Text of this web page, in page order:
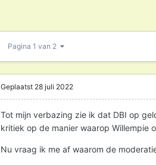
Pagina 1 van 2
Geplaatst 28 juli 2022
Tot mijn verbazing zie ik dat DBI op
kritiek op de manier waarop Willempie
Nu vraag ik me af waarom de